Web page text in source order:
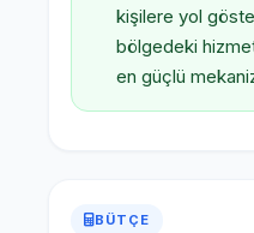
kişilere yol
bölgedeki
en güçlü
BÜTÇE